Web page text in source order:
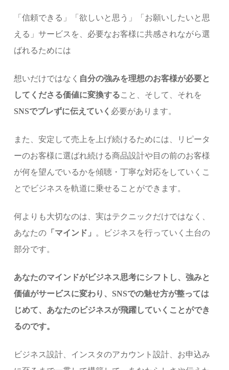
「信頼できる」「欲しいと思う」「お願いしたいと思
える」サービスを、必要なお客様に共感されながら選
ばれるためには
想いだけではなく 自分の強みを理想のお客様が必要と
してくださる価値に変換すること、そして、それを
SNSでブレずに伝えていく 必要があります。
また、安定して売上を上げ続けるためには、リピータ
ーのお客様に選ばれ続ける商品設計や目の前のお客様
が何を望んでいるかを傾聴・丁寧な対応をしていくこ
とでビジネスを軌道に乗せることができます。
何よりも大切なのは、実はテクニックだけではなく、
あなたの 「マインド」 。ビジネスを行っていく土台の
部分です。
あなたのマインドがビジネス思考にシフトし、強みと
価値がサービスに変わり、SNSでの魅せ方が整っては
じめて、あなたのビジネスが飛躍していくことができ
るのです。
ビジネス設計、インスタのアカウント設計、お申込み